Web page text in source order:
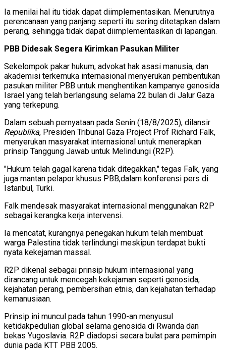
Ia menilai hal itu tidak dapat diimplementasikan. Menurutnya
perencanaan yang panjang seperti itu sering ditetapkan dalam
perang, sehingga tidak dapat diimplementasikan di lapangan.
PBB Didesak Segera Kirimkan Pasukan Militer
Sekelompok pakar hukum, advokat hak asasi manusia, dan
akademisi terkemuka internasional menyerukan pembentukan
pasukan militer PBB untuk menghentikan kampanye genosida
Israel yang telah berlangsung selama 22 bulan di Jalur Gaza
yang terkepung.
Dalam sebuah pernyataan pada Senin (18/8/2025), dilansir
Republika, Presiden Tribunal Gaza Project Prof Richard Falk,
menyerukan masyarakat internasional untuk menerapkan
prinsip Tanggung Jawab untuk Melindungi (R2P).
"Hukum telah gagal karena tidak ditegakkan," tegas Falk, yang
juga mantan pelapor khusus PBB,dalam konferensi pers di
Istanbul, Turki.
Falk mendesak masyarakat internasional menggunakan R2P
sebagai kerangka kerja intervensi.
Ia mencatat, kurangnya penegakan hukum telah membuat
warga Palestina tidak terlindungi meskipun terdapat bukti
nyata kekejaman massal.
R2P dikenal sebagai prinsip hukum internasional yang
dirancang untuk mencegah kekejaman seperti genosida,
kejahatan perang, pembersihan etnis, dan kejahatan terhadap
kemanusiaan.
Prinsip ini muncul pada tahun 1990-an menyusul
ketidakpedulian global selama genosida di Rwanda dan
bekas Yugoslavia. R2P diadopsi secara bulat para pemimpin
dunia pada KTT PBB 2005.